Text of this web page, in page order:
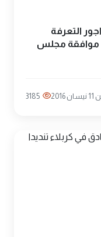
التعرفة
موافقة مجلس
2016
3185